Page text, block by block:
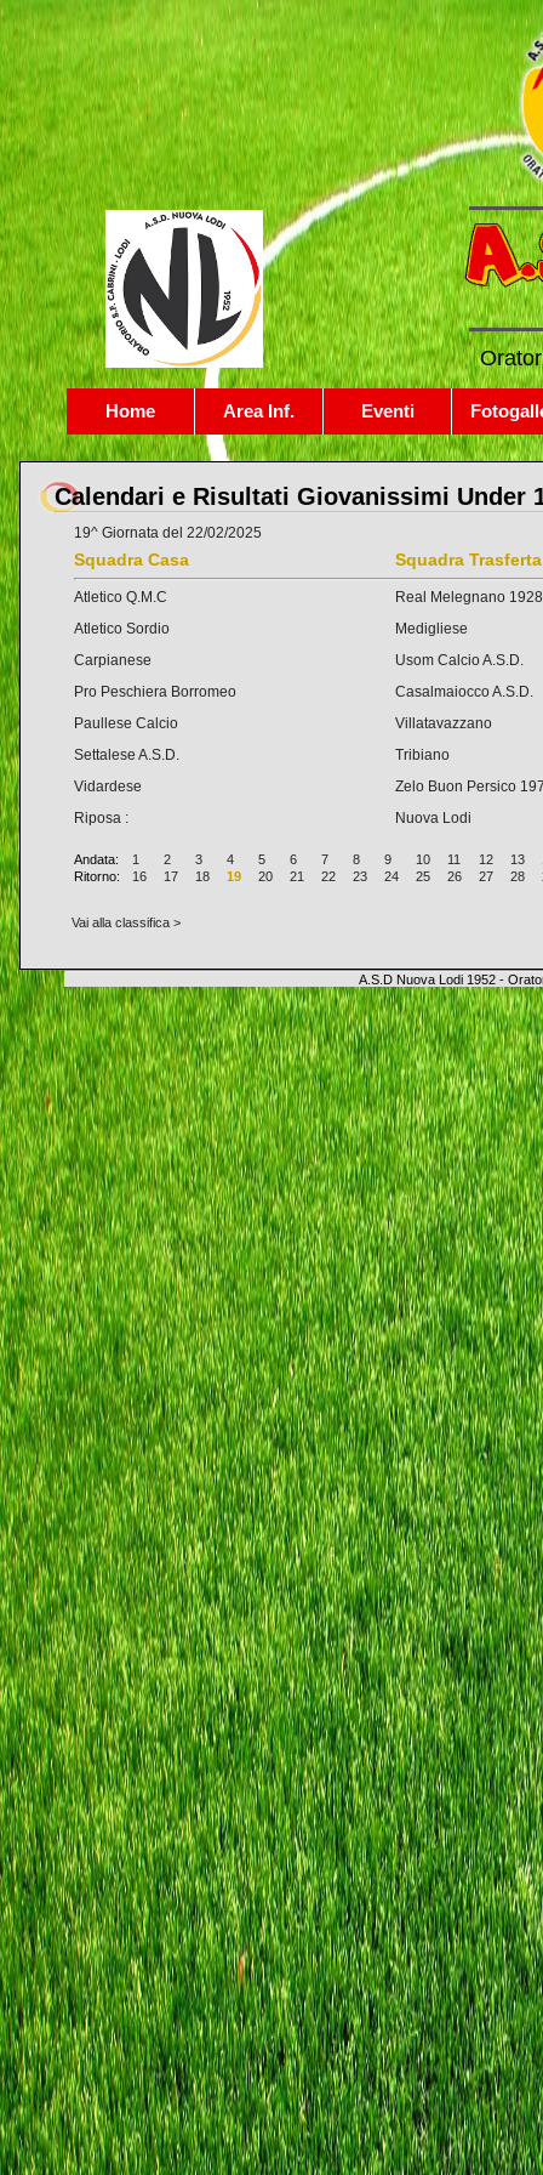
Home Area Inf. Eventi
Calendari e Risultati Giovanissimi Under
19^ Giornata del 22/02/2025
Squadra Casa Squadra Trasferta
Atletico Q.M.C
Real Melegnano 1928
Atletico Sordio
Medigliese
Carpianese
Usom Calcio A.S.D.
Pro Peschiera Borromeo
Casalmaiocco A.S.D.
Paullese Calcio
Villatavazzano
Settalese A.S.D.
Tribiano
Vidardese
Zelo Buon Persico
Riposa :
Nuova Lodi
Andata: 1 2 3 4 5 6 7 8 9 10 11 12 13
Ritorno:
16 17 18 19 20 21 22 23 24 25 26 27 28
Vai alla classifica >
A.S.D Nuova Lodi 1952 -